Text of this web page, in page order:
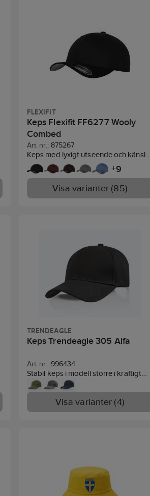
FLEXIFIT
Keps Flexifit FF6277 Wooly
Combed
Art. nr.: 875267
Keps med lyxigt utseende och känsla
av kammad ull. Permacurv® teknik
som alltid håller rätt form och kurva. 6
paneler. Material: 63% polyester, 34%
bomull, 3% spandex.
+9
Visa varianter (85)
TRENDEAGLE
Keps Trendeagle 305 Alfa
Art. nr.: 996434
Stabil keps i modell större i kraftigt
material. Förstärkt front och förböjd
skärm, snap-back i plast för reglering
av storlek.Visa varianter (4)